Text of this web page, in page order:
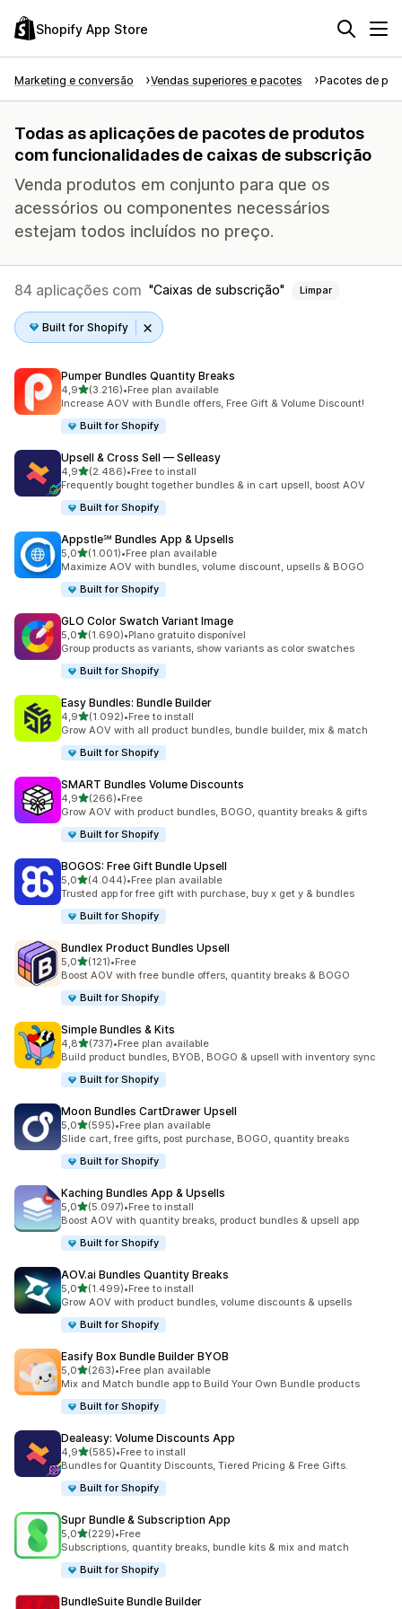
Shopify App Store
Marketing e conversão Vendas superiores e pacotes Pacotes de
Todas as aplicações de pacotes de produtos
com funcionalidades de caixas de subscrição
Venda produtos em conjunto para que os
acessórios ou componentes necessários
estejam todos incluídos no preço.
84 aplicações com Caixas de subscrição Limpar
Built for Shopify
Pumper Bundles Quantity Breaks
4,9de 5 estrelas
(3.216)
3216 total de avaliações
•Free plan available
Increase AOV with Bundle offers, Free Gift & Volume Discount!
Built for Shopify
Upsell & Cross Sell — Selleasy
4,9de 5 estrelas
(2.486)
2486 total de avaliações
•Free to install
Frequently bought together bundles & in cart upsell, boost AOV
Built for Shopify
Appstle℠ Bundles App & Upsells
5,0de 5 estrelas
(1.001)
1001 total de avaliações
•Free plan available
Maximize AOV with bundles, volume discount, upsells & BOGO
Built for Shopify
GLO Color Swatch Variant Image
5,0de 5 estrelas
(1.690)
1690 total de avaliações
•Plano gratuito disponível
Group products as variants, show variants as color swatches
Built for Shopify
Easy Bundles: Bundle Builder
4,9de 5 estrelas
(1.092)
1092 total de avaliações
•Free to install
Grow AOV with all product bundles, bundle builder, mix & match
Built for Shopify
SMART Bundles Volume Discounts
4,9de 5 estrelas
(266)
266 total de avaliações
•Free
Grow AOV with product bundles, BOGO, quantity breaks & gifts
Built for Shopify
BOGOS: Free Gift Bundle Upsell
5,0de 5 estrelas
(4.044)
4044 total de avaliações
•Free plan available
Trusted app for free gift with purchase, buy x get y & bundles
Built for Shopify
Bundlex Product Bundles Upsell
5,0de 5 estrelas
(121)
121 total de avaliações
•Free
Boost AOV with free bundle offers, quantity breaks & BOGO
Built for Shopify
Simple Bundles & Kits
4,8de 5 estrelas
(737)
737 total de avaliações
•Free plan available
Build product bundles, BYOB, BOGO & upsell with inventory sync
Built for Shopify
Moon Bundles CartDrawer Upsell
5,0de 5 estrelas
(595)
595 total de avaliações
•Free plan available
Slide cart, free gifts, post purchase, BOGO, quantity breaks
Built for Shopify
Kaching Bundles App & Upsells
5,0de 5 estrelas
(5.097)
5097 total de avaliações
•Free to install
Boost AOV with quantity breaks, product bundles & upsell app
Built for Shopify
AOV.ai Bundles Quantity Breaks
5,0de 5 estrelas
(1.499)
1499 total de avaliações
•Free to install
Grow AOV with product bundles, volume discounts & upsells
Built for Shopify
Easify Box Bundle Builder BYOB
5,0de 5 estrelas
(263)
263 total de avaliações
•Free plan available
Mix and Match bundle app to Build Your Own Bundle products
Built for Shopify
Dealeasy: Volume Discounts App
4,9de 5 estrelas
(585)
585 total de avaliações
•Free to install
Bundles for Quantity Discounts, Tiered Pricing & Free Gifts.
Built for Shopify
Supr Bundle & Subscription App
5,0de 5 estrelas
(229)
229 total de avaliações
•Free
Subscriptions, quantity breaks, bundle kits & mix and match
Built for Shopify
BundleSuite Bundle Builder